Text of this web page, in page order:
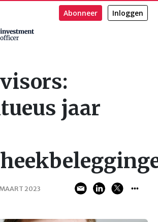
Abonneer Inloggen
jaar
2023